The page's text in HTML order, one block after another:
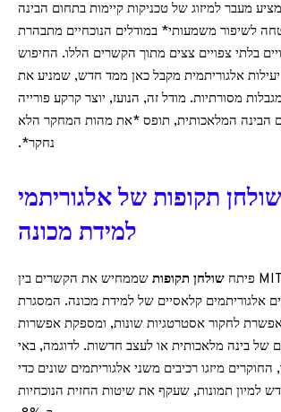
מעבר למיזוג של טכניקות קיימות בתחום הבינה
לשיפור משמעותי* במודלים הנוכחיים מתבהרת
בלתי צפויים צצים מתוך הקשרים הללו. החיפוש
אלגוריתמית מקבל כאן ממד חדש, שמניע את
מסורתיות. מודל זה, הנועז, יוצר קרקע פורייה
הבינה המלאכותית, תופס *את מהות המחקר הלא
נחקר*.
תקופות של אלגוריתמי
למידת מכונה
שולחן תקופות שממחיש את הקשרים בין
אלגוריתמים קלאסיים של למידת מכונה. המסגרת
לחקור אסטרטגיות שונות, ומספקת אפשרות
של בינה מלאכותית או לעצב חדשות. לדוגמה, באי
מיזגו רכיבים משני אלגוריתמים שונים כדי
למיון תמונות, שעקף את שיטות החזית הנוכחיות